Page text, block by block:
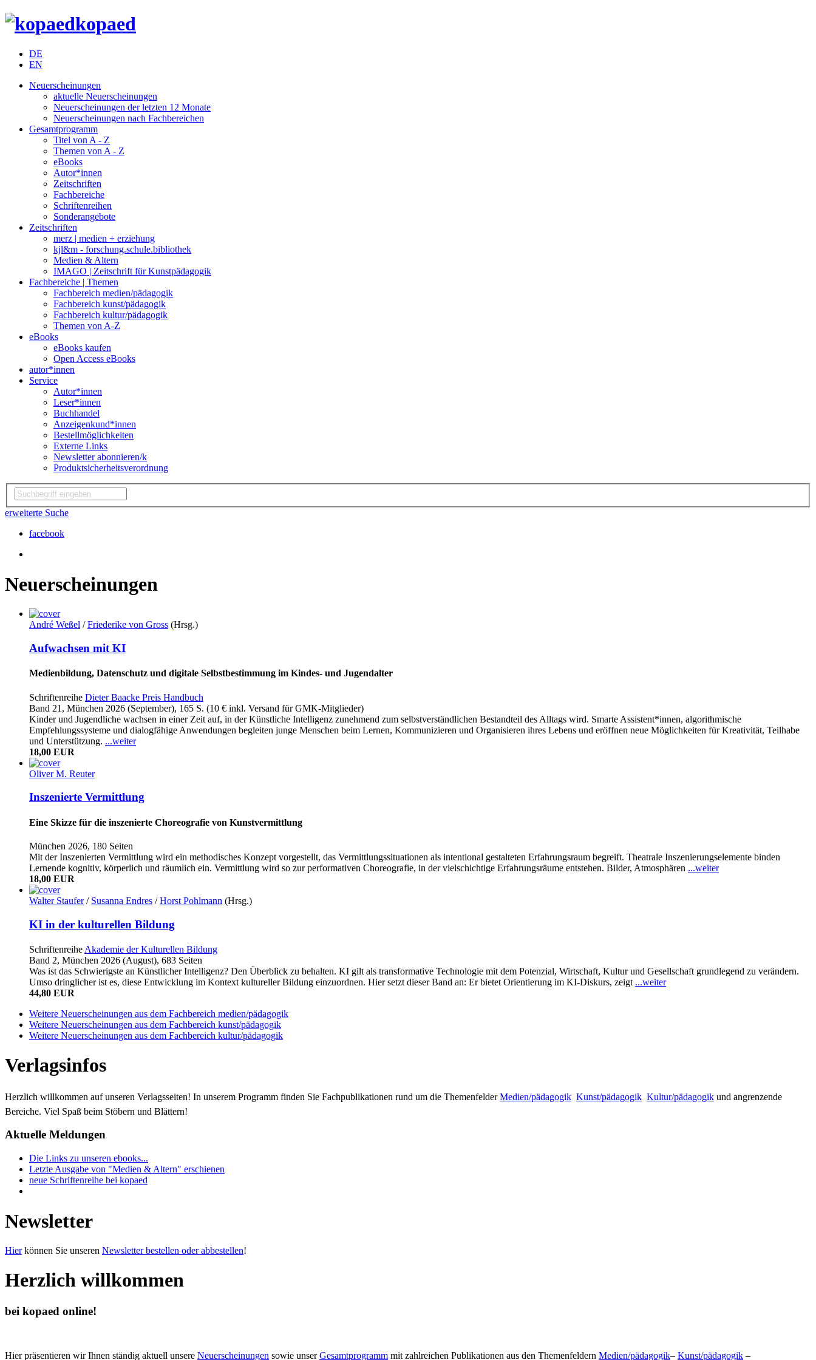
kopaed
DE
EN
Neuerscheinungen
aktuelle Neuerscheinungen
Neuerscheinungen der letzten 12 Monate
Neuerscheinungen nach Fachbereichen
Gesamtprogramm
Titel von A - Z
Themen von A - Z
eBooks
Autor*innen
Zeitschriften
Fachbereiche
Schriftenreihen
Sonderangebote
Zeitschriften
merz | medien + erziehung
kjl&m - forschung.schule.bibliothek
Medien & Altern
IMAGO | Zeitschrift für Kunstpädagogik
Fachbereiche | Themen
Fachbereich medien/pädagogik
Fachbereich kunst/pädagogik
Fachbereich kultur/pädagogik
Themen von A-Z
eBooks
eBooks kaufen
Open Access eBooks
autor*innen
Service
Autor*innen
Leser*innen
Buchhandel
Anzeigenkund*innen
Bestellmöglichkeiten
Externe Links
Newsletter abonnieren/k
Produktsicherheitsverordnung
erweiterte Suche
facebook
Neuerscheinungen
André Weßel /Friederike von Gross (Hrsg.)
Aufwachsen mit KI
Medienbildung, Datenschutz und digitale Selbstbestimmung im Kindes- und Jugendalter
Schriftenreihe Dieter Baacke Preis Handbuch
Band 21, München 2026 (September), 165 S. (10 € inkl. Versand für GMK-Mitglieder)
Kinder und Jugendliche wachsen in einer Zeit auf, in der Künstliche Intelligenz zunehmend zum selbstverständlichen Bestandteil des Alltags wird. Smarte Assistent*innen, algorithmische
Empfehlungssysteme und dialogfähige Anwendungen begleiten junge Menschen beim Lernen, Kommunizieren und Organisieren ihres Lebens und eröffnen neue Möglichkeiten für Kreativität, Teilhabe
und Unterstützung. ...weiter
18,00 EUR
Oliver M. Reuter
Inszenierte Vermittlung
Eine Skizze für die inszenierte Choreografie von Kunstvermittlung
München 2026, 180 Seiten
Mit der Inszenierten Vermittlung wird ein methodisches Konzept vorgestellt, das Vermittlungssituationen als intentional gestalteten Erfahrungsraum begreift. Theatrale Inszenierungselemente binden
Lernende kognitiv, körperlich und räumlich ein. Vermittlung wird so zur performativen Choreografie, in der vielschichtige Erfahrungsräume entstehen. Bilder, Atmosphären ...weiter
18,00 EUR
Walter Staufer/ Susanna Endres /Horst Pohlmann (Hrsg.)
KI in der kulturellen Bildung
Schriftenreihe Akademie der Kulturellen Bildung
Band 2, München 2026 (August), 683 Seiten
Was ist das Schwierigste an Künstlicher Intelligenz? Den Überblick zu behalten. KI gilt als transformative Technologie mit dem Potenzial, Wirtschaft, Kultur und Gesellschaft grundlegend zu verändern.
Umso dringlicher ist es, diese Entwicklung im Kontext kultureller Bildung einzuordnen. Hier setzt dieser Band an: Er bietet Orientierung im KI-Diskurs, zeigt ...weiter
44,80 EUR
Weitere Neuerscheinungen aus dem Fachbereich medien/pädagogik
Weitere Neuerscheinungen aus dem Fachbereich kunst/pädagogik
Weitere Neuerscheinungen aus dem Fachbereich kultur/pädagogik
Verlagsinfos
Herzlich willkommen auf unseren Verlagsseiten! In unserem Programm finden Sie Fachpublikationen rund um die ThemenfelderMedien/pädagogik Kunst/pädagogik Kultur/pädagogik und angrenzende
Bereiche. Viel Spaß beim Stöbern und Blättern!
Aktuelle Meldungen
Die Links zu unseren ebooks...
Letzte Ausgabe von "Medien & Altern" erschienen
neue Schriftenreihe bei kopaed
Newsletter
Hierkönnen Sie unseren Newsletter bestellen oder abbestellen!
Herzlich willkommen
bei kopaed online!
Hier präsentieren wir Ihnen ständig aktuell unsere Neuerscheinungen sowie unserGesamtprogramm mit zahlreichen Publikationen aus den Themenfeldern Medien/pädagogik– Kunst/pädagogik –